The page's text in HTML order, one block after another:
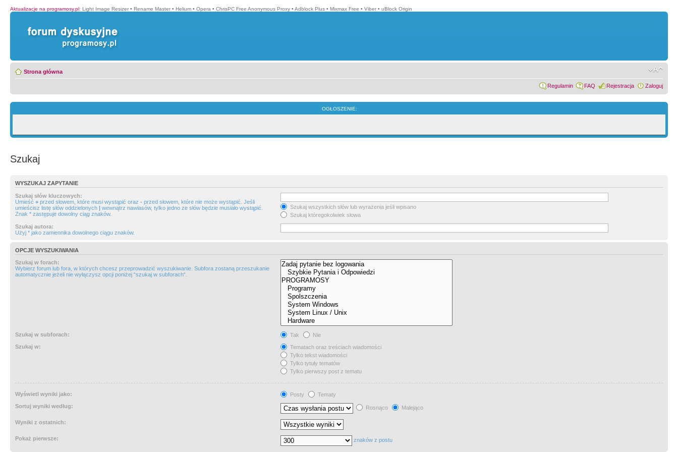
Aktualizacje na programosy.pl: Light Image Resizer • Rename Master • Helium • Opera • ChrisPC Free Anonymous Proxy • Adblock Plus • Mixmax Free • Viber • uBlock Origin
Strona główna
Regulamin FAQ Rejestracja Zaloguj
OGŁOSZENIE:
Szukaj
WYSZUKAJ ZAPYTANIE
Szukaj słów kluczowych:
Umieść + przed słowem, które musi wystąpić oraz - przed słowem, które nie może wystąpić. Jeśli
umieścisz listę słów oddzielonych | wewnątrz nawiasów, tylko jedno ze słów będzie musiało wystąpić.
Znak * zastępuje dowolny ciąg znaków.
Szukaj wszystkich słów lub wyrażenia jeśli wpisano
Szukaj któregokolwiek słowa
Szukaj autora:
Użyj * jako zamiennika dowolnego ciągu znaków.
OPCJE WYSZUKIWANIA
Szukaj w forach:
Wybierz forum lub fora, w których chcesz przeprowadzić wyszukiwanie. Subfora zostaną przeszukanie
automatycznie jeżeli nie wyłączysz opcji poniżej “szukaj w subforach“.
Szukaj w subforach: Tak
Nie
Szukaj w:
Tematach oraz treściach wiadomości
Tylko tekst wiadomości
Tylko tytuły tematów
Tylko pierwszy post z tematu
Wyświetl wyniki jako: Posty
Tematy
Sortuj wyniki według:
Rosnąco Malejąco
Wyniki z ostatnich:
Pokaż pierwsze: znaków z postu